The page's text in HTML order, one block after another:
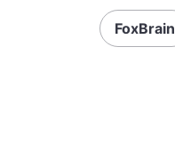
FoxBrain